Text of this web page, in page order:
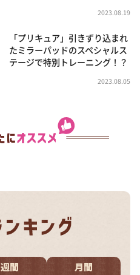
2023.08.19
「プリキュア」引きずり込まれ
たミラーパッドのスペシャルス
テージで特別トレーニング！？
2023.08.05
週間 月間